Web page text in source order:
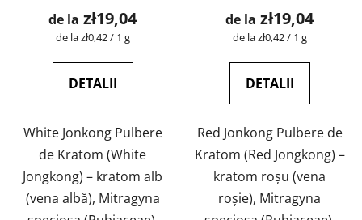
a
produsului
4,7
stele.
de la zł19,04
Evaluare
de la zł0,42 / 1 g
DETALII
White Jonkong Pulbere
de Kratom (White
Jongkong) – kratom alb
(vena albă), Mitragyna
de la zł19,04
Evaluare
de la zł0,42 / 1 g
DETALII
Red Jonkong Pulbere de
Kratom (Red Jongkong) –
kratom roșu (vena
roșie), Mitragyna